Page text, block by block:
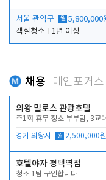
서울 관악구 월 5,800,000
객실청소
1년 이상
채용 메인포커스
의왕 밀로스 관광호텔
주1회 휴무 청소 부부팀, 3교
경기 의왕시 월 2,500,000원
호텔야자 평택역점
청소 1팀 구인합니다